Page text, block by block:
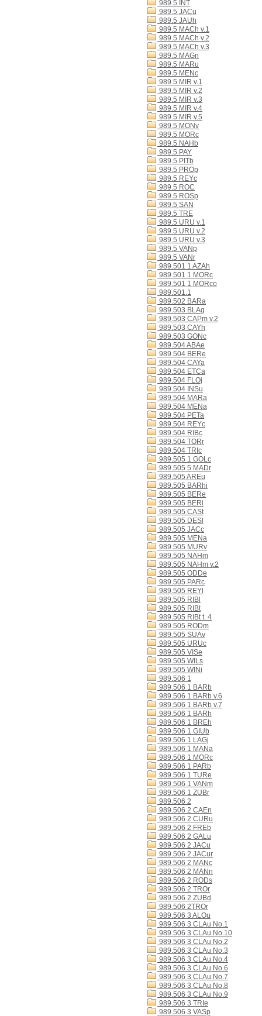
989.5 INT
989.5 JACu
989.5 JAUh
989.5 MACh v.1
989.5 MACh v.2
989.5 MACh v.3
989.5 MAGn
989.5 MARu
989.5 MENc
989.5 MIR v.1
989.5 MIR v.2
989.5 MIR v.3
989.5 MIR v.4
989.5 MIR v.5
989.5 MONv
989.5 MORc
989.5 NAHb
989.5 PAY
989.5 PITb
989.5 PROp
989.5 REYc
989.5 ROC
989.5 ROSp
989.5 SAN
989.5 TRE
989.5 URU v.1
989.5 URU v.2
989.5 URU v.3
989.5 VANp
989.5 VANr
989.501 1 AZAh
989.501 1 MORc
989.501 1 MORco
989.501.1
989.502 BARa
989.503 BLAg
989.503 CAPm v.2
989.503 CAYh
989.503 GONc
989.504 ABAe
989.504 BERe
989.504 CAYa
989.504 ETCa
989.504 FLOj
989.504 INSu
989.504 MARa
989.504 MENa
989.504 PETa
989.504 REYc
989.504 RIBc
989.504 TORr
989.504 TRIc
989.505 1 GOLc
989.505 5 MADr
989.505 AREu
989.505 BARhi
989.505 BERe
989.505 BERi
989.505 CASt
989.505 DESl
989.505 JACc
989.505 MENa
989.505 MURv
989.505 NAHm
989.505 NAHm v.2
989.505 ODDe
989.505 PARc
989.505 REYl
989.505 RIBl
989.505 RIBt
989.505 RIBt t. 4
989.505 RODm
989.505 SUAv
989.505 URUc
989.505 VISe
989.505 WILs
989.505 WINi
989.506 1
989.506 1 BARb
989.506 1 BARb v.6
989.506 1 BARb v.7
989.506 1 BARh
989.506 1 BREh
989.506 1 GIUb
989.506 1 LAGj
989.506 1 MANa
989.506 1 MORc
989.506 1 PARb
989.506 1 TURe
989.506 1 VANm
989.506 1 ZUBr
989.506 2
989.506 2 CAEn
989.506 2 CURu
989.506 2 FREb
989.506 2 GALu
989.506 2 JACu
989.506 2 JACur
989.506 2 MANc
989.506 2 MANn
989.506 2 RODs
989.506 2 TROr
989.506 2 ZUBd
989.506 2TROr
989.506 3 ALOu
989.506 3 CLAu No.1
989.506 3 CLAu No.10
989.506 3 CLAu No.2
989.506 3 CLAu No.3
989.506 3 CLAu No.4
989.506 3 CLAu No.6
989.506 3 CLAu No.7
989.506 3 CLAu No.8
989.506 3 CLAu No.9
989.506 3 TRIe
989.506 3 VASp